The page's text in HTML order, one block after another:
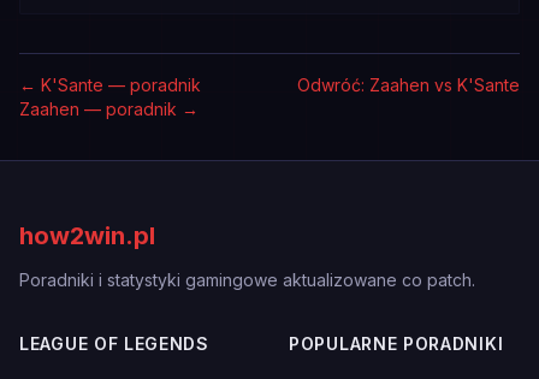
← K'Sante — poradnik
Odwróć: Zaahen vs K'Sante
Zaahen — poradnik →
how2win.pl
Poradniki i statystyki gamingowe aktualizowane co patch.
LEAGUE OF LEGENDS POPULARNE PORADNIKI